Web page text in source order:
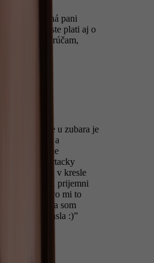
a šikovná pani
to iste plati aj o
vrelo odporúčam,
zubára
ze u zubara je
Velmi mily a
absolutne
Keby vrtacky
aj by som si v kresle
prostredie, prijemni
Aj cenovo mi to
Zubara som
som nasla :)”